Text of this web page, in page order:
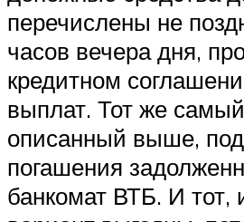
перечислены не
часов вечера дня,
кредитном
выплат. Тот же
описанный выше,
погашения
банкомат ВТБ. И тот,